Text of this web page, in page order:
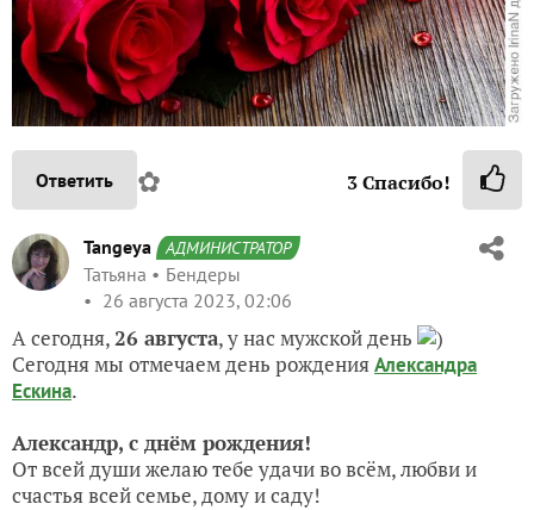
Ответить ✿ 3Спасибо!
Tangeya АДМИНИСТРАТОР
Татьяна
Бендеры
26 августа 2023, 02:06
А сегодня,26 августа, у нас мужской день
)
Сегодня мы отмечаем день рожденияАлександра
Ескина.
Александр, с днём рождения!
От всей души желаю тебе удачи во всём, любви и
счастья всей семье, дому и саду!